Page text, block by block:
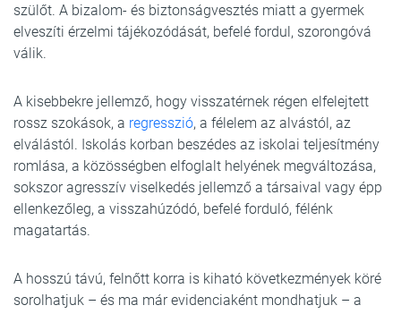
szülőt. A bizalom- és biztonságvesztés miatt a gyermek
elveszíti érzelmi tájékozódását, befelé fordul, szorongóvá
válik.
A kisebbekre jellemző, hogy visszatérnek régen elfelejtett
rossz szokások, a regresszió, a félelem az alvástól, az
elválástól. Iskolás korban beszédes az iskolai teljesítmény
romlása, a közösségben elfoglalt helyének megváltozása,
sokszor agresszív viselkedés jellemző a társaival vagy épp
ellenkezőleg, a visszahúzódó, befelé forduló, félénk
magatartás.
A hosszú távú, felnőtt korra is kiható következmények köré
sorolhatjuk – és ma már evidenciaként mondhatjuk – a